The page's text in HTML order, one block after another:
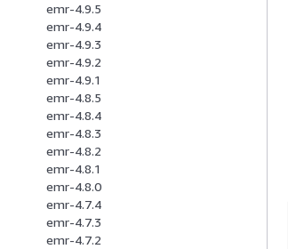
emr-4.9.5
emr-4.9.4
emr-4.9.3
emr-4.9.2
emr-4.9.1
emr-4.8.5
emr-4.8.4
emr-4.8.3
emr-4.8.2
emr-4.8.1
emr-4.8.0
emr-4.7.4
emr-4.7.3
emr-4.7.2